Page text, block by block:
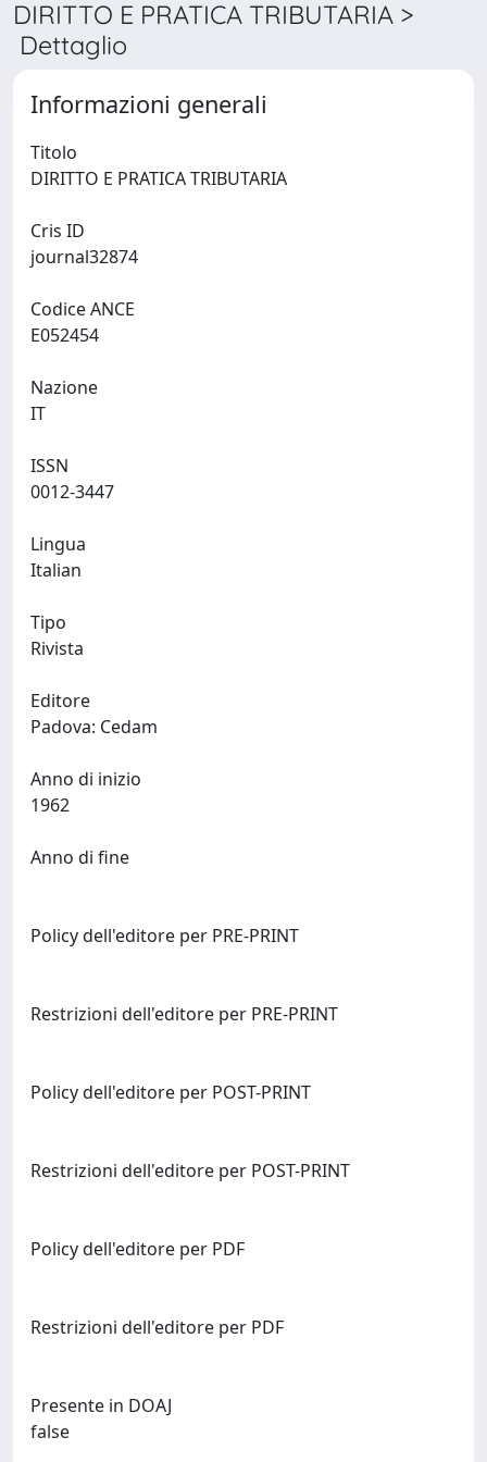
DIRITTO E PRATICA TRIBUTARIA >
Dettaglio
Informazioni generali
Titolo
Cris ID
Codice ANCE
Nazione
ISSN
Lingua
Tipo
Rivista
Editore
Anno di inizio
Anno di fine
Policy dell'editore per PRE-PRINT
Restrizioni dell'editore per PRE-PRINT
Policy dell'editore per POST-PRINT
Restrizioni dell'editore per POST-PRINT
Policy dell'editore per PDF
Restrizioni dell'editore per PDF
Presente in DOAJ